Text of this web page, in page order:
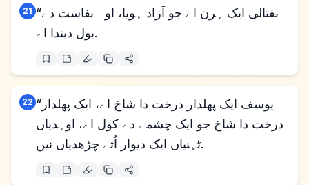
21 “نفتالی ایک ہرن اے جو آزاد ہویا، اوہ نفاست دے
بول دیندا اے.
22 “یوسف ایک پھلدار درخت دا شاخ اے، ایک پھلدار
درخت دا شاخ جو ایک چشمے دے کول اے، اوہدیاں
ٹہنیاں ایک دیوار اُتے چڑھدیاں نیں.